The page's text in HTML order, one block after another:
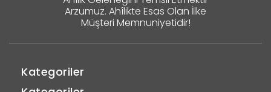
Arzumuz. Ahîlikte Esas Olan İlke
Müşteri Memnuniyetidir!
Kategoriler